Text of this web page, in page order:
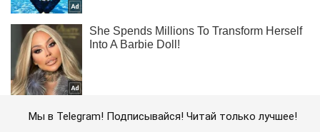
Мы в Telegram! Подписывайся! Читай только лучшее!